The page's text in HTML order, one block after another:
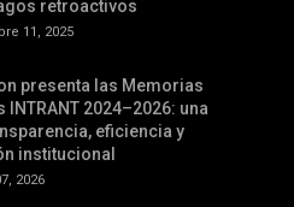
retroactivos
11, 2025
presenta las Memorias
INTRANT 2024–2026: una
eficiencia y
institucional
2026